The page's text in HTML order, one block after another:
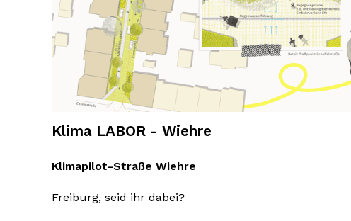
Klima LABOR - Wiehre
Klimapilot-Straße Wiehre
Freiburg, seid ihr dabei?